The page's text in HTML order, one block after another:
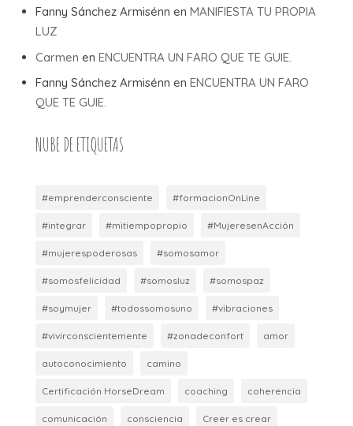
Fanny Sánchez Armisénn en MANIFIESTA TU PROPIA
LUZ
Carmen en ENCUENTRA UN FARO QUE TE GUIE.
Fanny Sánchez Armisénn en ENCUENTRA UN FARO
QUE TE GUIE.
NUBE DE ETIQUETAS
#emprenderconsciente #formacionOnLine
#integrar #mitiempopropio #MujeresenAcción
#mujerespoderosas #somosamor
#somosfelicidad #somosluz #somospaz
#soymujer #todossomosuno #vibraciones
#vivirconscientemente #zonadeconfort amor
autoconocimiento camino
Certificación HorseDream coaching coherencia
comunicación consciencia Creer es crear